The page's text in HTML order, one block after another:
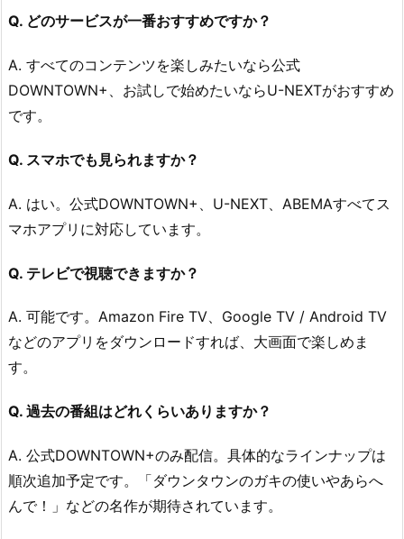
Q. どのサービスが一番おすすめですか？
A. すべてのコンテンツを楽しみたいなら公式
DOWNTOWN+、お試しで始めたいならU-NEXTがおすすめ
です。
Q. スマホでも見られますか？
A. はい。公式DOWNTOWN+、U-NEXT、ABEMAすべてス
マホアプリに対応しています。
Q. テレビで視聴できますか？
A. 可能です。Amazon Fire TV、Google TV / Android TV
などのアプリをダウンロードすれば、大画面で楽しめま
す。
Q. 過去の番組はどれくらいありますか？
A. 公式DOWNTOWN+のみ配信。具体的なラインナップは
順次追加予定です。「ダウンタウンのガキの使いやあらへ
んで！」などの名作が期待されています。